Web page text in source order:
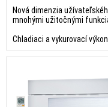
Nová dimenzia
mnohými užitočnými
Chladiaci a vykurovací